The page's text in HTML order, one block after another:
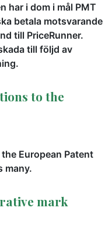
har i dom i mål PMT
betala motsvarande
till PriceRunner.
till följd av
to the
European Patent
many.
mark